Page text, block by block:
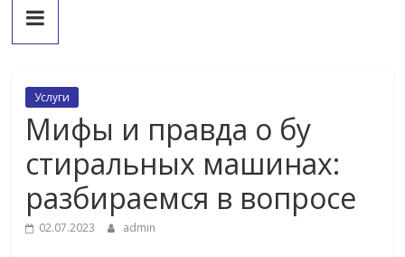
Услуги
Мифы и правда о бу
стиральных машинах:
разбираемся в вопросе
02.07.2023 admin